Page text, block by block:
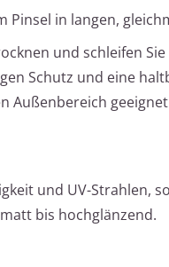
Pinsel in langen,
und schleifen
Schutz und eine
Außenbereich
und UV-Strahlen,
bis hochglänzend.